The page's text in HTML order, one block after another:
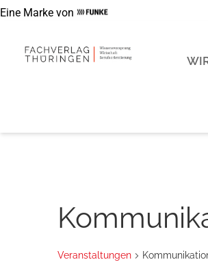
Eine Marke von
Veranstaltungen